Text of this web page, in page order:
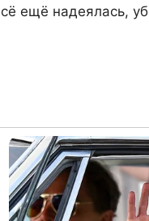
ещё надеялась,